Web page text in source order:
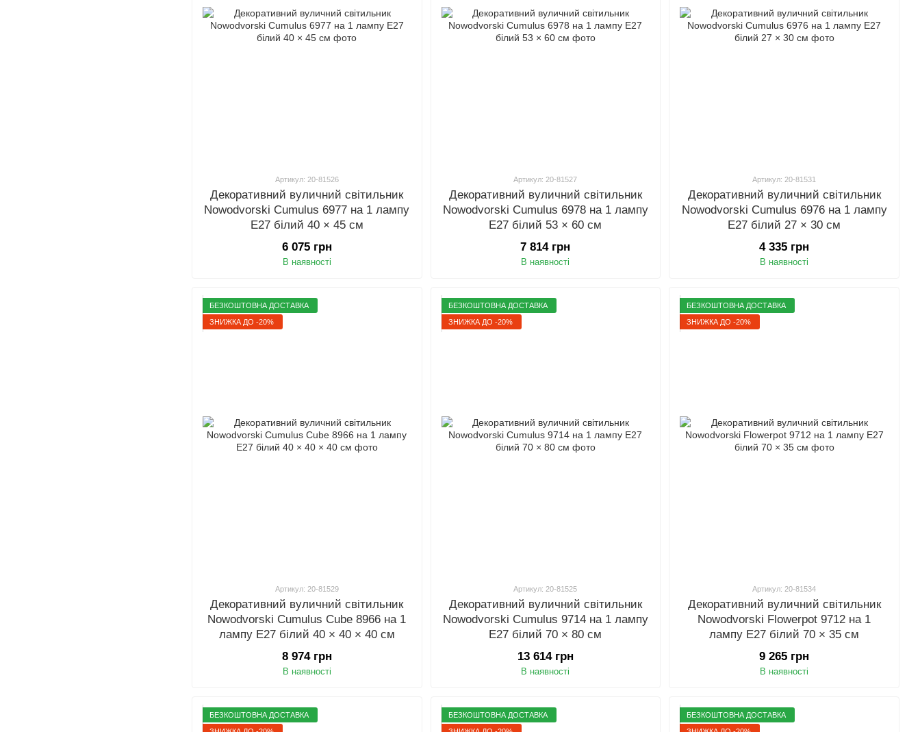
Артикул: 20-81526
Декоративний вуличний світильник
Nowodvorski Cumulus 6977 на 1 лампу
E27 білий 40 × 45 см
6 075 грн
В наявності
Артикул: 20-81527
Декоративний вуличний світильник
Nowodvorski Cumulus 6978 на 1 лампу
E27 білий 53 × 60 см
7 814 грн
В наявності
Артикул: 20-81531
Декоративний вуличний світильник
Nowodvorski Cumulus 6976 на 1 лампу
E27 білий 27 × 30 см
4 335 грн
В наявності
БЕЗКОШТОВНА ДОСТАВКА
ЗНИЖКА ДО -20%
Артикул: 20-81529
Декоративний вуличний світильник
Nowodvorski Cumulus Cube 8966 на 1
лампу E27 білий 40 × 40 × 40 см
8 974 грн
В наявності
БЕЗКОШТОВНА ДОСТАВКА
ЗНИЖКА ДО -20%
Артикул: 20-81525
Декоративний вуличний світильник
Nowodvorski Cumulus 9714 на 1 лампу
E27 білий 70 × 80 см
13 614 грн
В наявності
БЕЗКОШТОВНА ДОСТАВКА
ЗНИЖКА ДО -20%
Артикул: 20-81534
Декоративний вуличний світильник
Nowodvorski Flowerpot 9712 на 1
лампу E27 білий 70 × 35 см
9 265 грн
В наявності
БЕЗКОШТОВНА ДОСТАВКА
БЕЗКОШТОВНА ДОСТАВКА
БЕЗКОШТОВНА ДОСТАВКА